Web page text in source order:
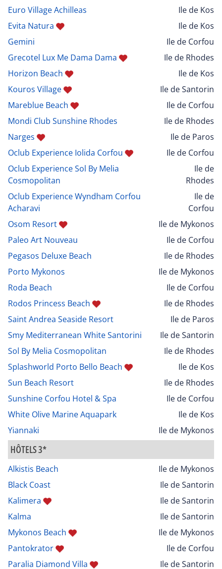
Euro Village Achilleas
Ile de Kos
Evita Natura
Ile de Kos
Gemini
Ile de Corfou
Grecotel Lux Me Dama Dama
Ile de Rhodes
Horizon Beach
Ile de Kos
Kouros Village
Ile de Santorin
Mareblue Beach
Ile de Corfou
Mondi Club Sunshine Rhodes
Ile de Rhodes
Narges
Ile de Paros
Oclub Experience Iolida Corfou
Ile de Corfou
Oclub Experience Sol By Melia
Cosmopolitan
Ile de
Rhodes
Oclub Experience Wyndham Corfou
Acharavi
Ile de
Corfou
Osom Resort
Ile de Mykonos
Paleo Art Nouveau
Ile de Corfou
Pegasos Deluxe Beach
Ile de Rhodes
Porto Mykonos
Ile de Mykonos
Roda Beach
Ile de Corfou
Rodos Princess Beach
Ile de Rhodes
Saint Andrea Seaside Resort
Ile de Paros
Smy Mediterranean White Santorini
Ile de Santorin
Sol By Melia Cosmopolitan
Ile de Rhodes
Splashworld Porto Bello Beach
Ile de Kos
Sun Beach Resort
Ile de Rhodes
Sunshine Corfou Hotel & Spa
Ile de Corfou
White Olive Marine Aquapark
Ile de Kos
Yiannaki
Ile de Mykonos
HÔTELS 3*
Alkistis Beach
Ile de Mykonos
Black Coast
Ile de Santorin
Kalimera
Ile de Santorin
Kalma
Ile de Santorin
Mykonos Beach
Ile de Mykonos
Pantokrator
Ile de Corfou
Paralia Diamond Villa
Ile de Santorin